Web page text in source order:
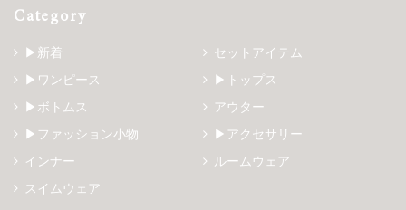
Category
▶新着
セットアイテム
▶ワンピース
▶トップス
▶ボトムス
アウター
▶ファッション小物
▶アクセサリー
インナー
ルームウェア
スイムウェア